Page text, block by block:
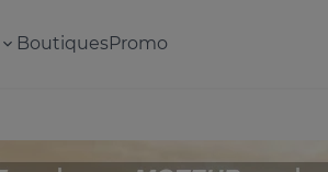
BoutiquesPromo